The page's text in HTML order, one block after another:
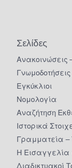
Σελίδες
Ανακοινώσεις
Γνωμοδοτήσεις
Εγκύκλιοι
Νομολογία
Αναζήτηση
Ιστορικά
Γραμματεία
Η Εισαγγελία
Διαδικτυακοί